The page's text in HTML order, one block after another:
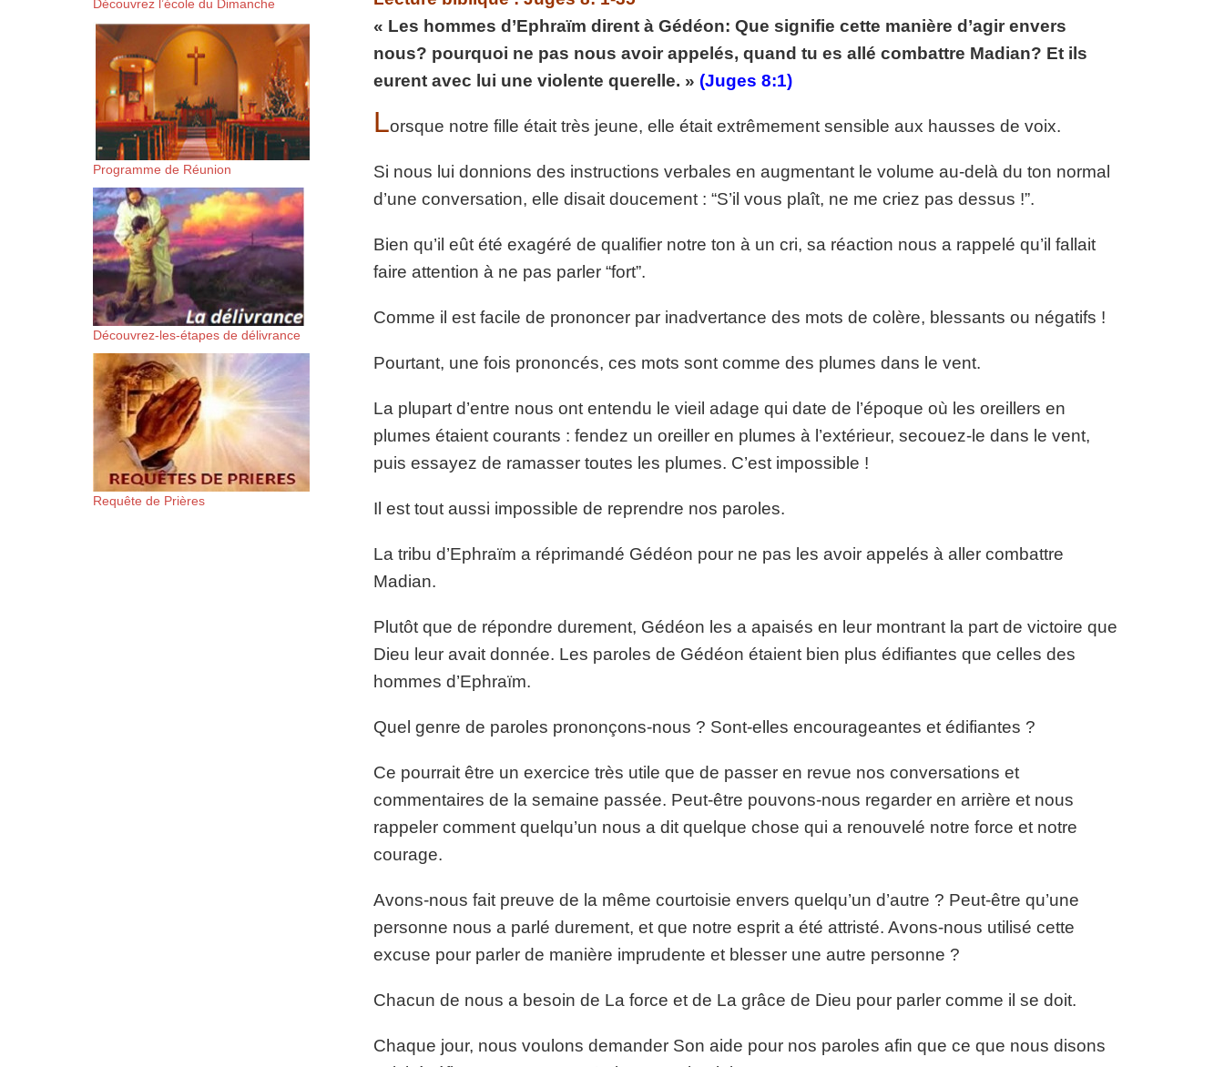
volume.
suis-sans-rien-a-moi.mp3 http://www.lafoiapostolique.org/wp-
content/uploads/2018/06/Es-tu-lasse-rempli-de-tritesse.mp3
Découvrez l’école du Dimanche
Programme de Réunion
Découvrez-les-étapes de délivrance
Requête de Prières
« Les hommes d’Ephraïm dirent à Gédéon: Que signifie cette manière d’agir envers
nous? pourquoi ne pas nous avoir appelés, quand tu es allé combattre Madian? Et ils
eurent avec lui une violente querelle. » (Juges 8:1)
Lorsque notre fille était très jeune, elle était extrêmement sensible aux hausses de voix.
Si nous lui donnions des instructions verbales en augmentant le volume au-delà du ton normal
d’une conversation, elle disait doucement : “S’il vous plaît, ne me criez pas dessus !”.
Bien qu’il eût été exagéré de qualifier notre ton à un cri, sa réaction nous a rappelé qu’il fallait
faire attention à ne pas parler “fort”.
Comme il est facile de prononcer par inadvertance des mots de colère, blessants ou négatifs !
Pourtant, une fois prononcés, ces mots sont comme des plumes dans le vent.
La plupart d’entre nous ont entendu le vieil adage qui date de l’époque où les oreillers en
plumes étaient courants : fendez un oreiller en plumes à l’extérieur, secouez-le dans le vent,
puis essayez de ramasser toutes les plumes. C’est impossible !
Il est tout aussi impossible de reprendre nos paroles.
La tribu d’Ephraïm a réprimandé Gédéon pour ne pas les avoir appelés à aller combattre
Madian.
Plutôt que de répondre durement, Gédéon les a apaisés en leur montrant la part de victoire que
Dieu leur avait donnée. Les paroles de Gédéon étaient bien plus édifiantes que celles des
hommes d’Ephraïm.
Quel genre de paroles prononçons-nous ? Sont-elles encourageantes et édifiantes ?
Ce pourrait être un exercice très utile que de passer en revue nos conversations et
commentaires de la semaine passée. Peut-être pouvons-nous regarder en arrière et nous
rappeler comment quelqu’un nous a dit quelque chose qui a renouvelé notre force et notre
courage.
Avons-nous fait preuve de la même courtoisie envers quelqu’un d’autre ? Peut-être qu’une
personne nous a parlé durement, et que notre esprit a été attristé. Avons-nous utilisé cette
excuse pour parler de manière imprudente et blesser une autre personne ?
Chacun de nous a besoin de La force et de La grâce de Dieu pour parler comme il se doit.
Chaque jour, nous voulons demander Son aide pour nos paroles afin que ce que nous disons